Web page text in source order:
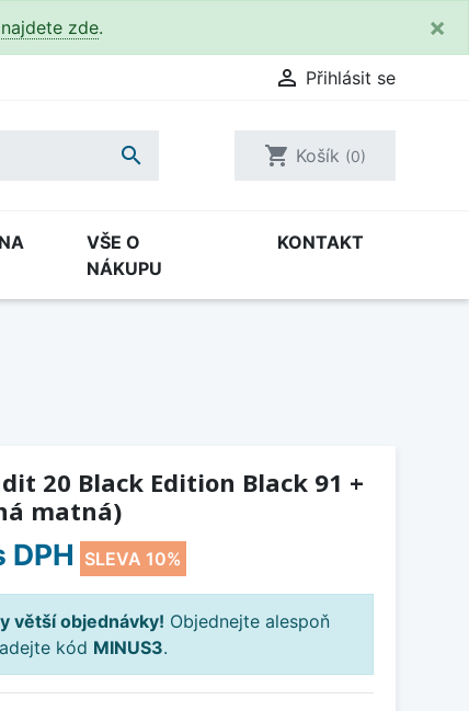
najdete zde. ×
 Přihlásit se
 shopping_cart Košík (0)
VŠE O
NÁKUPU
KONTAKT
20 Black Edition Black 91 +
matná)
DPH SLEVA 10%
větší objednávky! Objednejte alespoň
kód MINUS3.